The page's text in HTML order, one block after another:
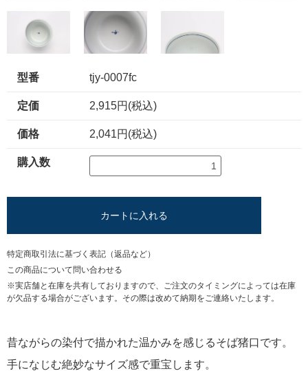
型番 tjy-0007fc
定価 2,915円(税込)
価格 2,041円(税込)
購入数
カートに入れる
特定商取引法に基づく表記（返品など）
この商品について問い合わせる
※実店舗と在庫を共有しておりますので、ご注文のタイミングによっては在庫
が欠品する場合がございます。その際は改めて納期をご連絡いたします。
昔ながらの染付で描かれた温かみを感じるそば猪口です。
手になじむ絶妙なサイズ感で重宝します。